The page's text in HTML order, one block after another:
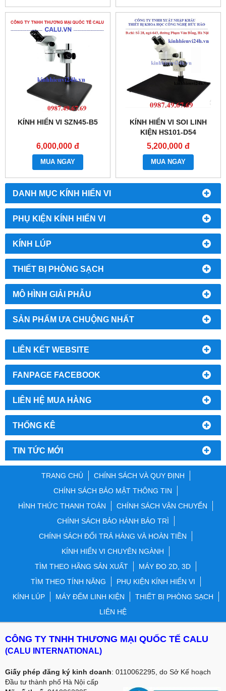
DANH MỤC KÍNH HIỂN VI
PHỤ KIỆN KÍNH HIỂN VI
KÍNH LÚP
THIẾT BỊ PHÒNG SẠCH
MÔ HÌNH GIẢI PHẪU
SẢN PHẨM ƯA CHUỘNG NHẤT
LIÊN KẾT WEBSITE
FANPAGE FACEBOOK
LIÊN HỆ MUA HÀNG
THỐNG KÊ
TIN TỨC MỚI
KÍNH HIỂN VI SZN45-B5
6,000,000 đ
MUA NGAY
KÍNH HIỂN VI SOI LINH
KIỆN HS101-D54
5,200,000 đ
MUA NGAY
TRANG CHỦ
CHÍNH SÁCH VÀ QUY ĐỊNH
CHÍNH SÁCH BẢO MẬT THÔNG TIN
HÌNH THỨC THANH TOÁN
CHÍNH SÁCH VẬN CHUYỂN
CHÍNH SÁCH BẢO HÀNH BẢO TRÌ
CHÍNH SÁCH ĐỔI TRẢ HÀNG VÀ HOÀN TIỀN
KÍNH HIỂN VI CHUYÊN NGÀNH
TÌM THEO HÃNG SẢN XUẤT
MÁY ĐO 2D, 3D
TÌM THEO TÍNH NĂNG
PHỤ KIỆN KÍNH HIỂN VI
KÍNH LÚP
MÁY ĐẾM LINH KIỆN
THIẾT BỊ PHÒNG SẠCH
LIÊN HỆ
CÔNG TY TNHH THƯƠNG MẠI QUỐC TẾ CALU
(CALU INTERNATIONAL)
Giấy phép đăng ký kinh doanh: 0110062295, do Sở Kế hoạch
Đầu tư thành phố Hà Nội cấp